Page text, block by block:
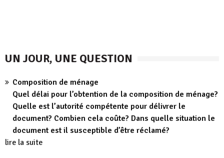
UN JOUR, UNE QUESTION
Composition de ménage
Quel délai pour l’obtention de la composition de ménage?
Quelle est l’autorité compétente pour délivrer le
document? Combien cela coûte? Dans quelle situation le
document est il susceptible d’être réclamé?
lire la suite